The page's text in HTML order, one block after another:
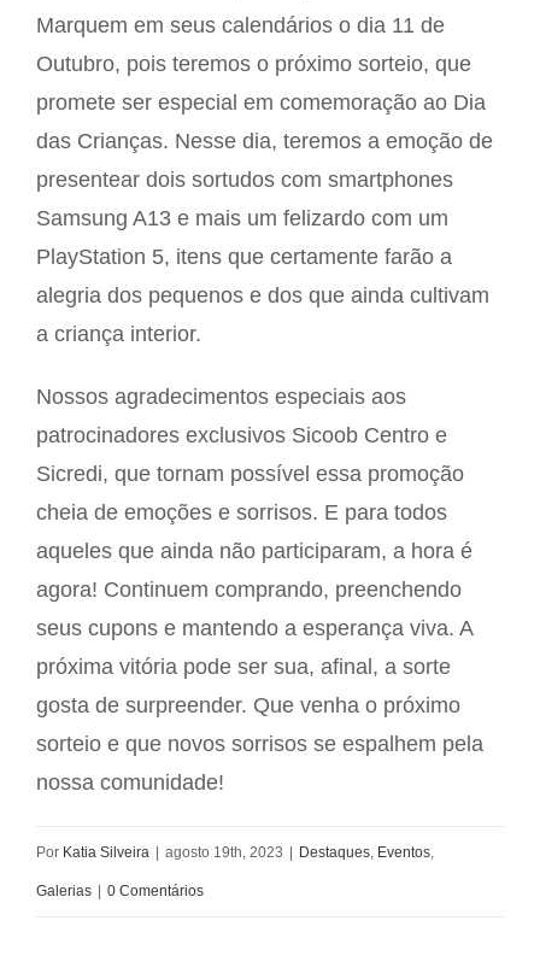
Marquem em seus calendários o dia 11 de
Outubro, pois teremos o próximo sorteio, que
promete ser especial em comemoração ao Dia
das Crianças. Nesse dia, teremos a emoção de
presentear dois sortudos com smartphones
Samsung A13 e mais um felizardo com um
PlayStation 5, itens que certamente farão a
alegria dos pequenos e dos que ainda cultivam
a criança interior.
Nossos agradecimentos especiais aos
patrocinadores exclusivos Sicoob Centro e
Sicredi, que tornam possível essa promoção
cheia de emoções e sorrisos. E para todos
aqueles que ainda não participaram, a hora é
agora! Continuem comprando, preenchendo
seus cupons e mantendo a esperança viva. A
próxima vitória pode ser sua, afinal, a sorte
gosta de surpreender. Que venha o próximo
sorteio e que novos sorrisos se espalhem pela
nossa comunidade!
Por Katia Silveira | agosto 19th, 2023 | Destaques Eventos
Galerias | 0 Comentários